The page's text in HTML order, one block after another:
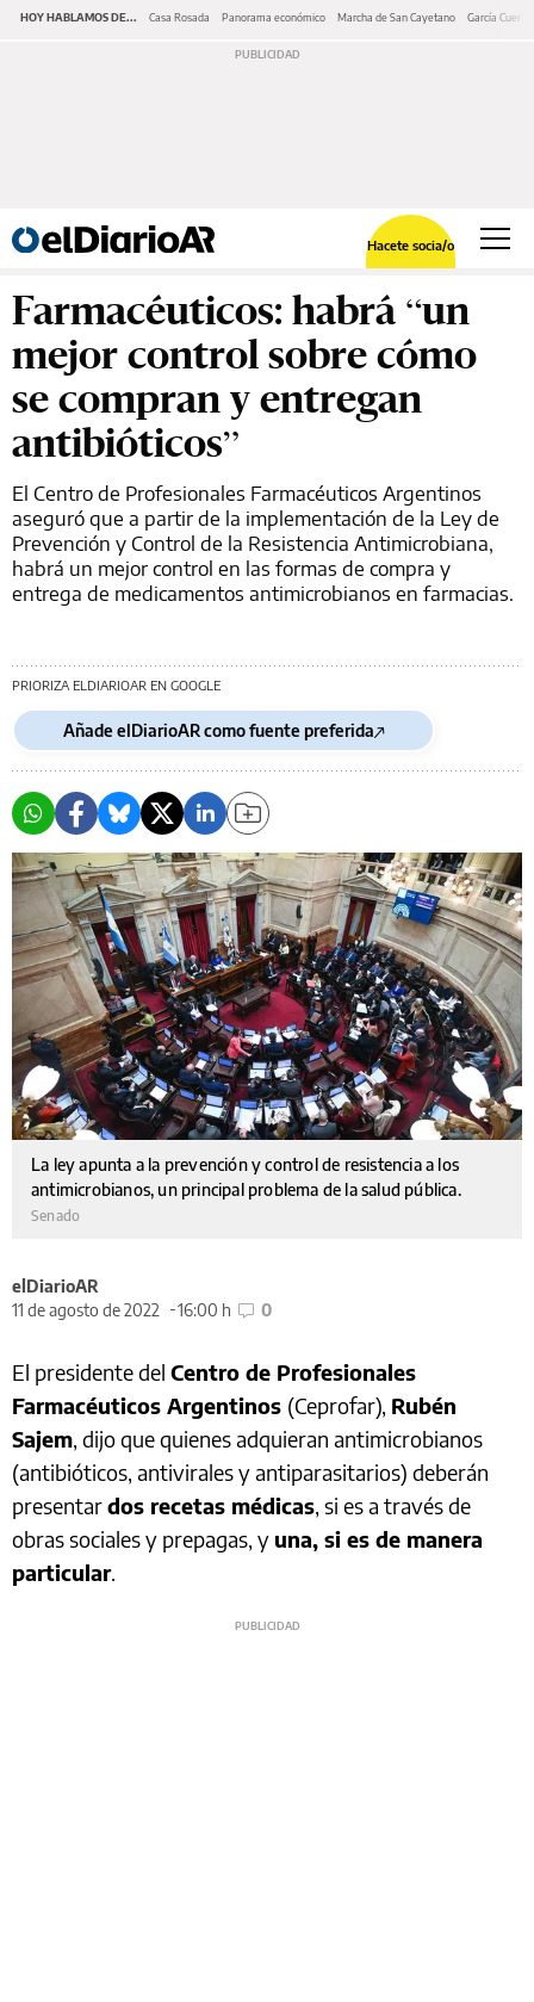
HOY HABLAMOS DE... Casa Rosada Panorama económico Marcha de San Cayetano García Cuerva
Hacete socia/o
Farmacéuticos: habrá “un
mejor control sobre cómo
se compran y entregan
antibióticos”
El Centro de Profesionales Farmacéuticos Argentinos
aseguró que a partir de la implementación de la Ley de
Prevención y Control de la Resistencia Antimicrobiana,
habrá un mejor control en las formas de compra y
entrega de medicamentos antimicrobianos en farmacias.
PRIORIZA ELDIARIOAR EN GOOGLE
Añade elDiarioAR como fuente preferida
La ley apunta a la prevención y control de resistencia a los
antimicrobianos, un principal problema de la salud pública.
Senado
elDiarioAR
11 de agosto de 2022
16:00 h 0
El presidente del Centro de Profesionales
Farmacéuticos Argentinos (Ceprofar), Rubén
Sajem, dijo que quienes adquieran antimicrobianos
(antibióticos, antivirales y antiparasitarios) deberán
presentardos recetas médicas, si es a través de
obras sociales y prepagas, y una, si es de manera
particular.